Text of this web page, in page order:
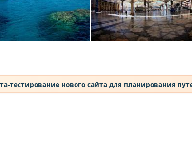
тестирование нового сайта для планирования